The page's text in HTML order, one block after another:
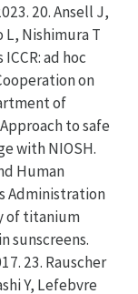
20. Ansell J,
L, Nishimura T
ad hoc
on
of
to safe
with NIOSH.
Human
Administration
of titanium
sunscreens.
23. Rauscher
Y, Lefebvre